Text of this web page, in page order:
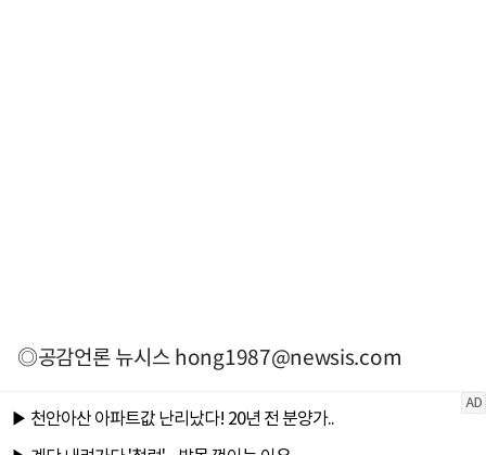
◎공감언론 뉴시스hong1987@newsis.com